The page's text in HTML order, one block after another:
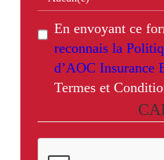
En envoyant ce
reconnais la
d’AOC Insurance
Termes et